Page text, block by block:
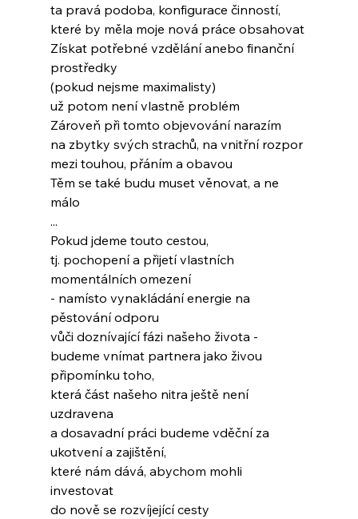
ta pravá podoba, konfigurace činností,
které by měla moje nová práce obsahovat
Získat potřebné vzdělání anebo finanční
prostředky
(pokud nejsme maximalisty)
už potom není vlastně problém
Zároveň při tomto objevování narazím
na zbytky svých strachů, na vnitřní rozpor
mezi touhou, přáním a obavou
Těm se také budu muset věnovat, a ne
málo
...
Pokud jdeme touto cestou,
tj. pochopení a přijetí vlastních
momentálních omezení
- namísto vynakládání energie na
pěstování odporu
vůči doznívající fázi našeho života -
budeme vnímat partnera jako živou
připomínku toho,
která část našeho nitra ještě není
uzdravena
a dosavadní práci budeme vděční za
ukotvení a zajištění,
které nám dává, abychom mohli
investovat
do nově se rozvíjející cesty